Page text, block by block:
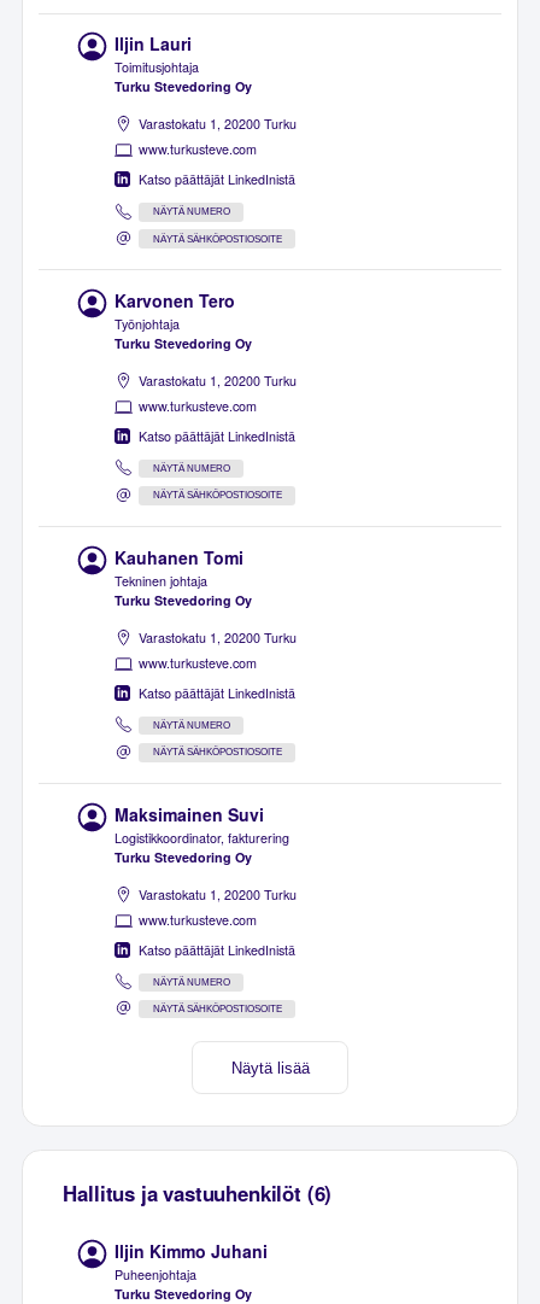
Iljin Lauri
Toimitusjohtaja
Turku Stevedoring Oy
Varastokatu 1, 20200 Turku
www.turkusteve.com
Katso päättäjät LinkedInistä
NÄYTÄ NUMERO
NÄYTÄ SÄHKÖPOSTIOSOITE
Karvonen Tero
Työnjohtaja
Turku Stevedoring Oy
Varastokatu 1, 20200 Turku
www.turkusteve.com
Katso päättäjät LinkedInistä
NÄYTÄ NUMERO
NÄYTÄ SÄHKÖPOSTIOSOITE
Kauhanen Tomi
Tekninen johtaja
Turku Stevedoring Oy
Varastokatu 1, 20200 Turku
www.turkusteve.com
Katso päättäjät LinkedInistä
NÄYTÄ NUMERO
NÄYTÄ SÄHKÖPOSTIOSOITE
Maksimainen Suvi
Logistikkoordinator, fakturering
Turku Stevedoring Oy
Varastokatu 1, 20200 Turku
www.turkusteve.com
Katso päättäjät LinkedInistä
NÄYTÄ NUMERO
NÄYTÄ SÄHKÖPOSTIOSOITE
Näytä lisää
Hallitus ja vastuuhenkilöt (6)
Iljin Kimmo Juhani
Puheenjohtaja
Turku Stevedoring Oy